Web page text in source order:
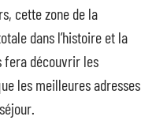
cette zone de la
dans l’histoire et la
fera découvrir les
les meilleures adresses